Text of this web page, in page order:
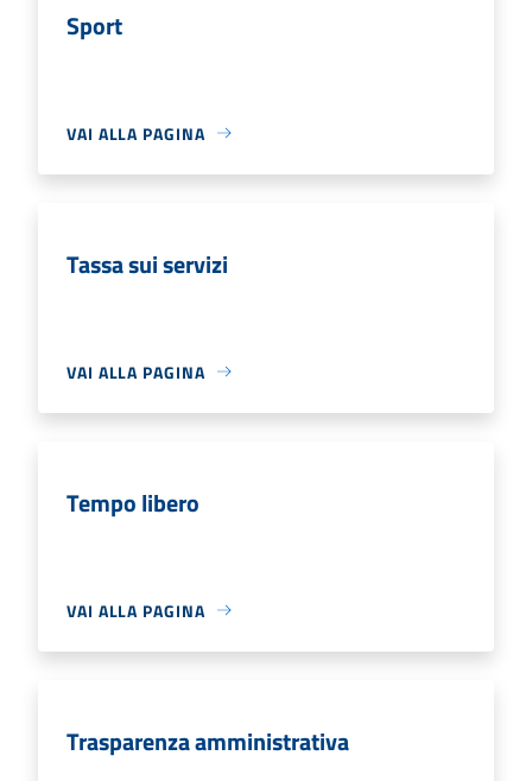
Sport
VAI ALLA PAGINA
Tassa sui servizi
VAI ALLA PAGINA
Tempo libero
VAI ALLA PAGINA
Trasparenza amministrativa